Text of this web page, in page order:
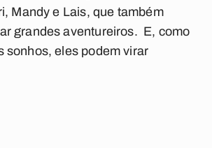
Mandy e Lais, que também
grandes aventureiros. E, como
sonhos, eles podem virar